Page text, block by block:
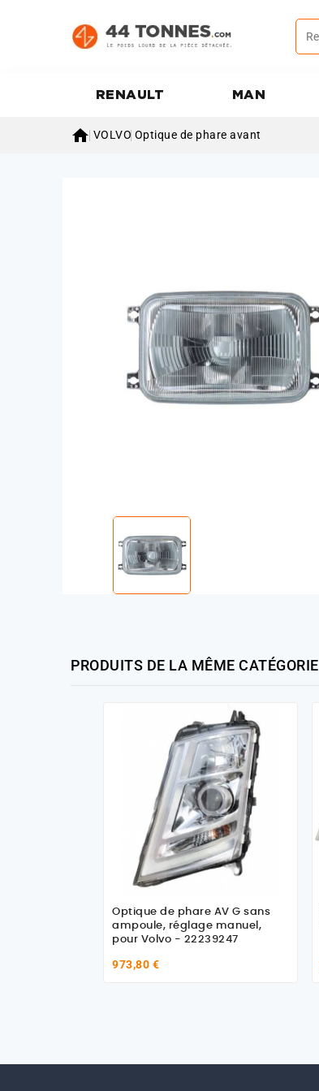
RENAULT MAN
 VOLVO Optique de phare avant
PRODUITS DE LA MÊME CATÉGORIE
Optique de phare AV G sans
ampoule, réglage manuel,
pour Volvo - 22239247
973,80 €